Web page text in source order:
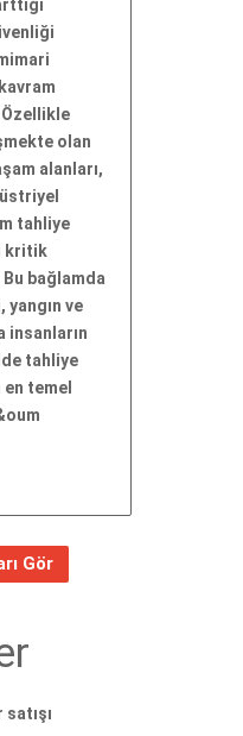
Özellikle
olan
alanları,
tahliye
kritik
Bu bağlamda
ve
insanların
tahliye
temel
Gör